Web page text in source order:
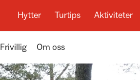
Hytter Turtips Aktiviteter
Frivillig Om oss